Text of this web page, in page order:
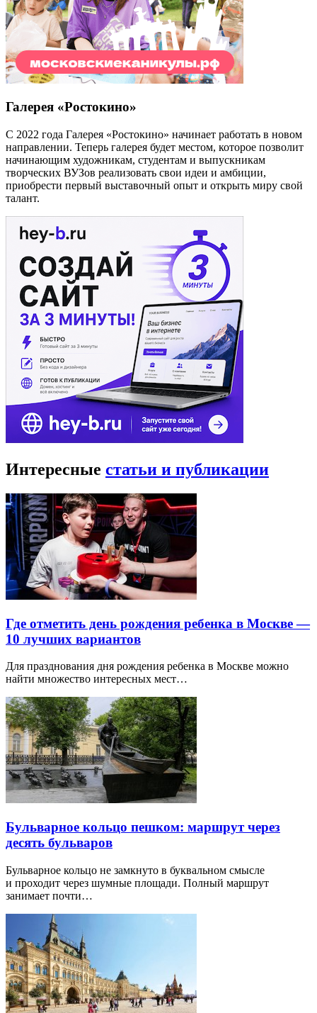
Галерея «Ростокино»
С 2022 года Галерея «Ростокино» начинает работать в новом
направлении. Теперь галерея будет местом, которое позволит
начинающим художникам, студентам и выпускникам
творческих ВУЗов реализовать свои идеи и амбиции,
приобрести первый выставочный опыт и открыть миру свой
талант.
Интересные статьи и публикации
Где отметить день рождения ребенка в Москве —
10 лучших вариантов
Для празднования дня рождения ребенка в Москве можно
найти множество интересных мест…
Бульварное кольцо пешком: маршрут через
десять бульваров
Бульварное кольцо не замкнуто в буквальном смысле
и проходит через шумные площади. Полный маршрут
занимает почти…